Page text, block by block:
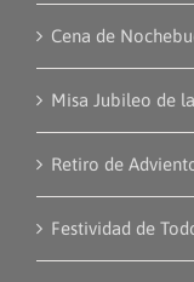
Cena de
Misa Jubileo de
Retiro de
Festividad de